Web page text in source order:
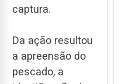
captura.
Da ação resultou
a apreensão do
pescado, a